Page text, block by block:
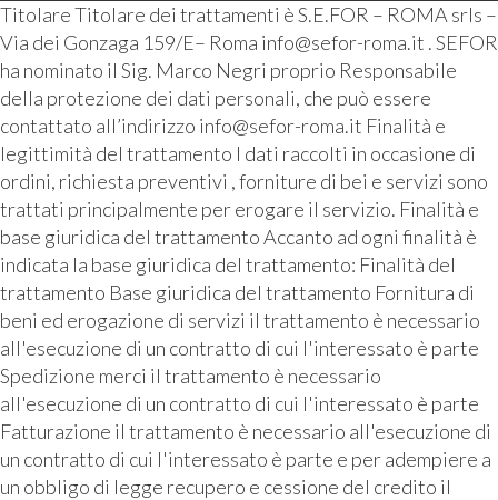
Titolare Titolare dei trattamenti è S.E.FOR – ROMA srls –
Via dei Gonzaga 159/E– Roma info@sefor-roma.it . SEFOR
ha nominato il Sig. Marco Negri proprio Responsabile
della protezione dei dati personali, che può essere
contattato all’indirizzo info@sefor-roma.it Finalità e
legittimità del trattamento I dati raccolti in occasione di
ordini, richiesta preventivi , forniture di bei e servizi sono
trattati principalmente per erogare il servizio. Finalità e
base giuridica del trattamento Accanto ad ogni finalità è
indicata la base giuridica del trattamento: Finalità del
trattamento Base giuridica del trattamento Fornitura di
beni ed erogazione di servizi il trattamento è necessario
all'esecuzione di un contratto di cui l'interessato è parte
Spedizione merci il trattamento è necessario
all'esecuzione di un contratto di cui l'interessato è parte
Fatturazione il trattamento è necessario all'esecuzione di
un contratto di cui l'interessato è parte e per adempiere a
un obbligo di legge recupero e cessione del credito il